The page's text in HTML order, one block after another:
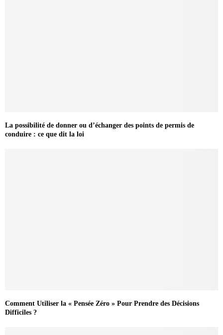
La possibilité de donner ou d’échanger des points de permis de
conduire : ce que dit la loi
Comment Utiliser la « Pensée Zéro » Pour Prendre des Décisions
Difficiles ?